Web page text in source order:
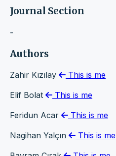
Journal Section
-
Authors
Zahir Kızılay This is me
Elif Bolat This is me
Feridun Acar This is me
Nagihan Yalçın This is me